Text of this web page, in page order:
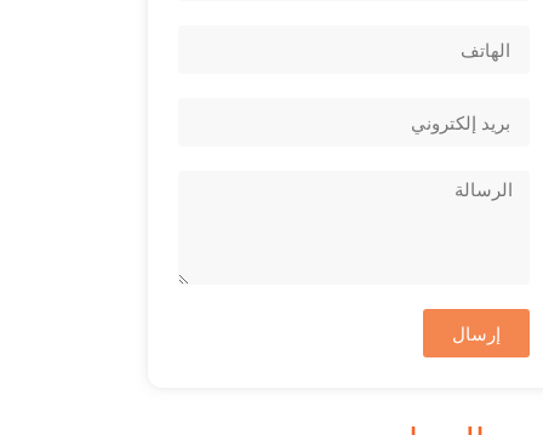
إرسال